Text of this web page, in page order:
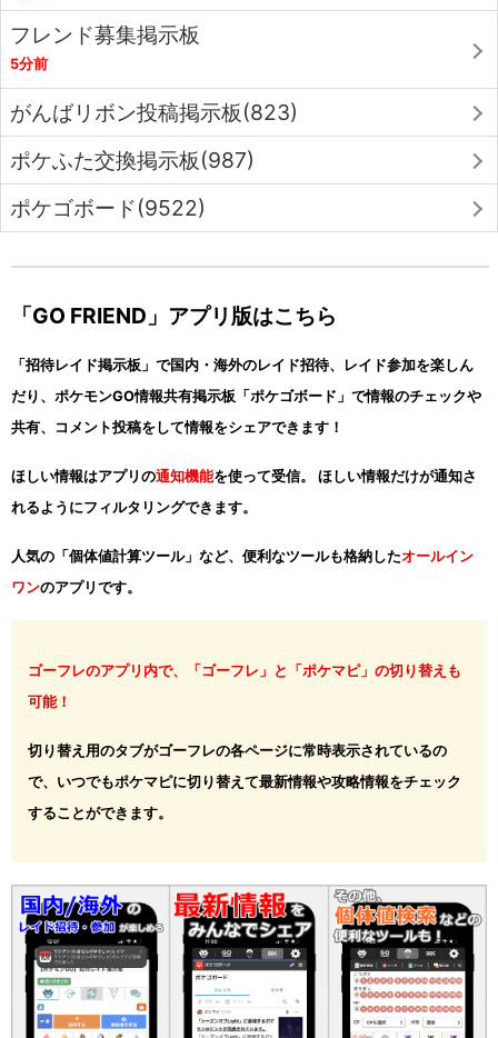
フレンド募集掲示板
5分前
がんばリボン投稿掲示板(823)
ポケふた交換掲示板(987)
ポケゴボード(9522)
「GO FRIEND」アプリ版はこちら
「招待レイド掲示板」で国内・海外のレイド招待、レイド参加を楽しん
だり、ポケモンGO情報共有掲示板「ポケゴボード」で情報のチェックや
共有、コメント投稿をして情報をシェアできます！
ほしい情報はアプリの通知機能を使って受信。 ほしい情報だけが通知さ
れるようにフィルタリングできます。
人気の「個体値計算ツール」など、便利なツールも格納したオールイン
ワンのアプリです。
ゴーフレのアプリ内で、「ゴーフレ」と「ポケマピ」の切り替えも
可能！
切り替え用のタブがゴーフレの各ページに常時表示されているの
で、いつでもポケマピに切り替えて最新情報や攻略情報をチェック
することができます。